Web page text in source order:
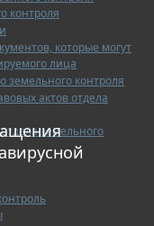
контроля
которые могут
лица
земельного контроля
актов отдела
земельного